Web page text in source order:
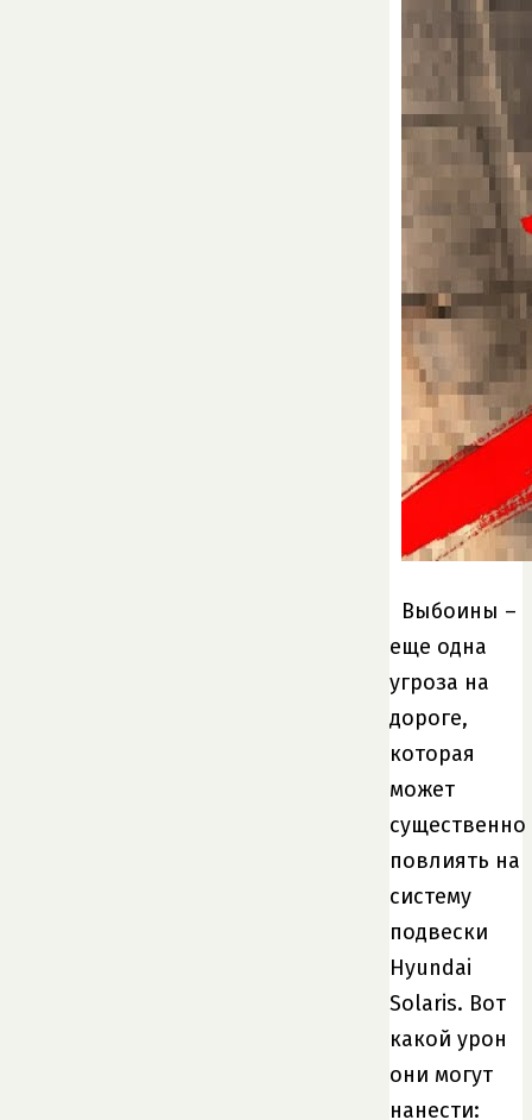
Выбоины –
еще одна
угроза на
дороге,
которая
может
существенно
повлиять на
систему
подвески
Hyundai
Solaris. Вот
какой урон
они могут
нанести: